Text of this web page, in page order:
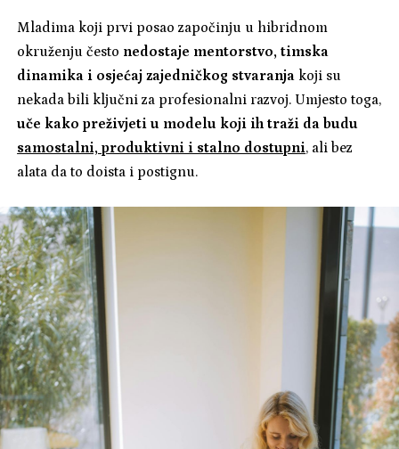
Mladima koji prvi posao započinju u hibridnom
okruženju često nedostaje mentorstvo, timska
dinamika i osjećaj zajedničkog stvaranja koji su
nekada bili ključni za profesionalni razvoj. Umjesto toga,
uče kako preživjeti u modelu koji ih traži da budu
samostalni, produktivni i stalno dostupni, ali bez
alata da to doista i postignu.